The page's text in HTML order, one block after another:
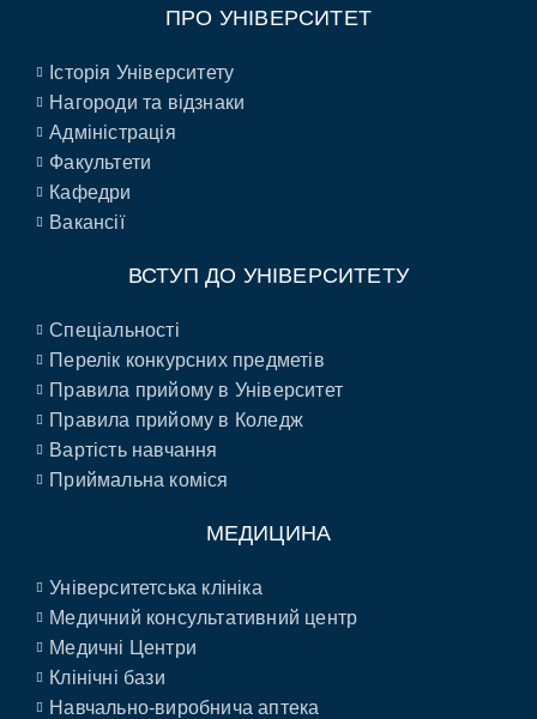
ПРО УНІВЕРСИТЕТ
Історія Університету
Нагороди та відзнаки
Адміністрація
Факультети
Кафедри
Вакансії
ВСТУП ДО УНІВЕРСИТЕТУ
Спеціальності
Перелік конкурсних предметів
Правила прийому в Університет
Правила прийому в Коледж
Вартість навчання
Приймальна коміся
МЕДИЦИНА
Університетська клініка
Медичний консультативний центр
Медичні Центри
Клінічні бази
Навчально-виробнича аптека